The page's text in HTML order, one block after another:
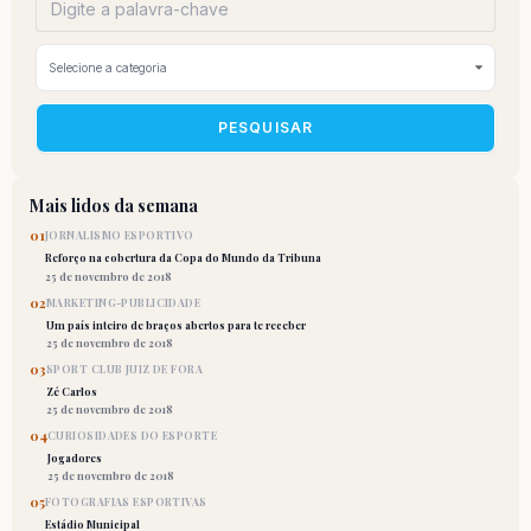
PESQUISAR
Mais lidos da semana
01 JORNALISMO ESPORTIVO
Reforço na cobertura da Copa do Mundo da Tribuna
25 de novembro de 2018
02MARKETING-PUBLICIDADE
Um país inteiro de braços abertos para te receber
25 de novembro de 2018
03SPORT CLUB JUIZ DE FORA
Zé Carlos
25 de novembro de 2018
04CURIOSIDADES DO ESPORTE
Jogadores
25 de novembro de 2018
05FOTOGRAFIAS ESPORTIVAS
Estádio Municipal